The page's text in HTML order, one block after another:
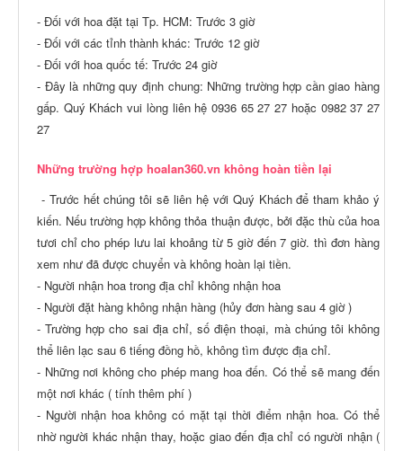
- Đối với hoa đặt tại Tp. HCM: Trước 3 giờ
- Đối với các tỉnh thành khác: Trước 12 giờ
- Đối với hoa quốc tế: Trước 24 giờ
- Đây là những quy định chung: Những trường hợp cần giao hàng
gấp. Quý Khách vui lòng liên hệ 0936 65 27 27 hoặc 0982 37 27
27
Những trường hợp hoalan360.vn không hoàn tiền lại
- Trước hết chúng tôi sẽ liên hệ với Quý Khách để tham khảo ý
kiến. Nếu trường hợp không thỏa thuận được, bởi đặc thù của hoa
tươi chỉ cho phép lưu lai khoảng từ 5 giờ đến 7 giờ. thì đơn hàng
xem như đã được chuyển và không hoàn lại tiền.
- Người nhận hoa trong địa chỉ không nhận hoa
- Người đặt hàng không nhận hàng (hủy đơn hàng sau 4 giờ )
- Trường hợp cho sai địa chỉ, số điện thoại, mà chúng tôi không
thể liên lạc sau 6 tiếng đồng hồ, không tìm được địa chỉ.
- Những nơi không cho phép mang hoa đến. Có thể sẽ mang đến
một nơi khác ( tính thêm phí )
- Người nhận hoa không có mặt tại thời điểm nhận hoa. Có thể
nhờ người khác nhận thay, hoặc giao đến địa chỉ có người nhận (